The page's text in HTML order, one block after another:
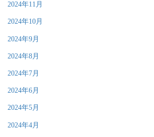
2024年11月
2024年10月
2024年9月
2024年8月
2024年7月
2024年6月
2024年5月
2024年4月